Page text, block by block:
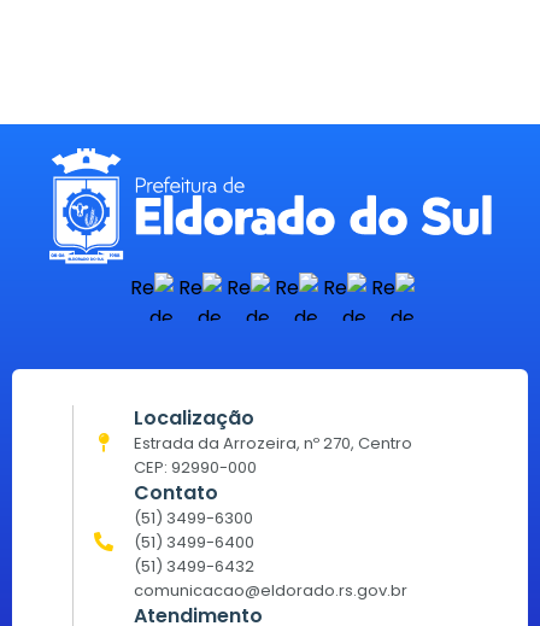
Localização
Estrada da Arrozeira, nº 270, Centro
CEP: 92990-000
Contato
(51) 3499-6300
(51) 3499-6400
(51) 3499-6432
comunicacao@eldorado.rs.gov.br
Atendimento